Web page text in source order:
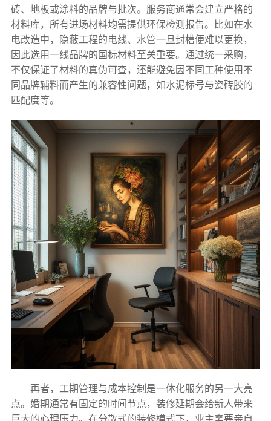
砖、地板或涂料的品牌与批次。服务商通常会建立严格的
材料库，所有进场材料均需提供环保检测报告。比如在水
电改造中，隐蔽工程的电线、水管一旦封槽便难以更换，
因此选用一线品牌的国标材料至关重要。通过统一采购，
不仅保证了材料的真伪可查，还能避免因不同工种使用不
同品牌辅料而产生的兼容性问题，如水泥标号与瓷砖胶的
匹配度等。
再者，工期管理与成本控制是一体化服务的另一大亮
点。婚期通常有固定的时间节点，装修延期会给新人带来
巨大的心理压力。在分散式的装修模式下，业主需要亲自